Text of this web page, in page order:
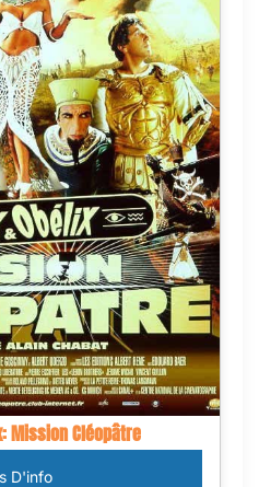
Mission Cléopâtre
D'info